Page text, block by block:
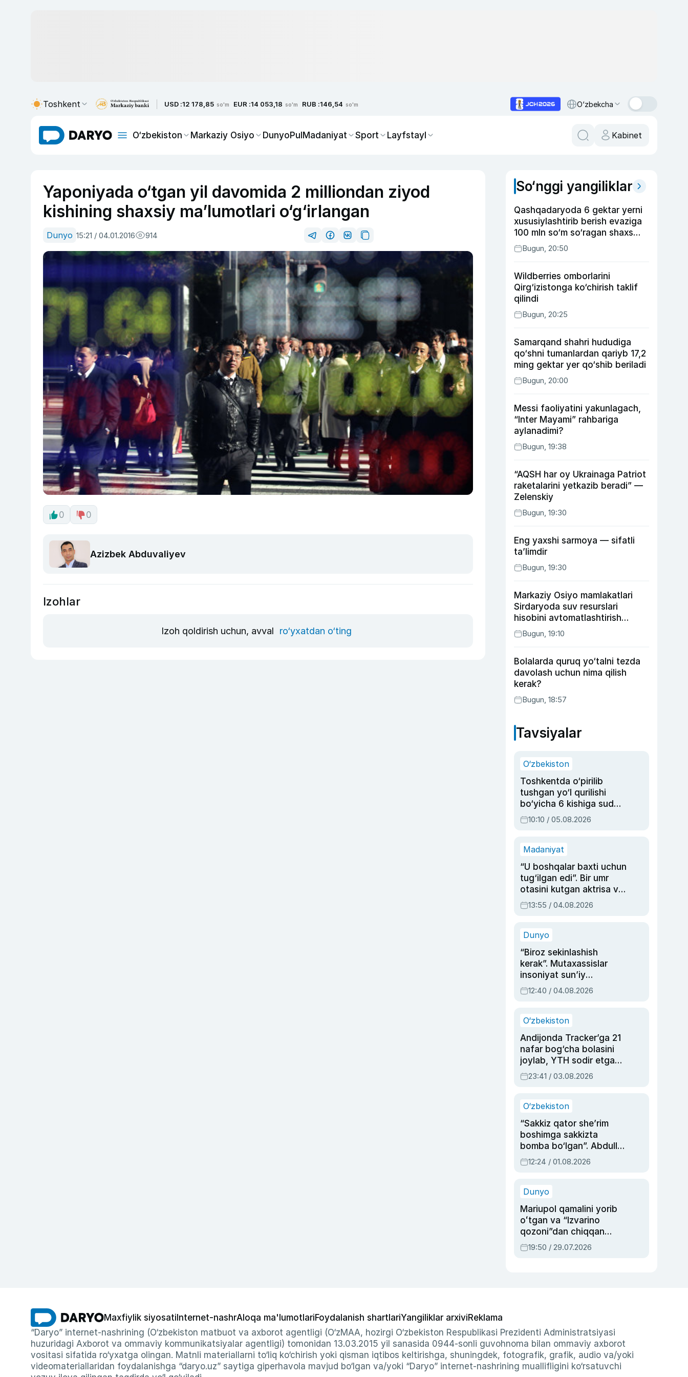
Toshkent USD :12 178,85 so'm EUR :14 053,18 so'm RUB :146,54 so'm O‘zbekcha
O‘zbekiston Markaziy Osiyo DunyoPulMadaniyat Sport Layfstayl Kabinet
Yaponiyada o‘tgan yil davomida 2 milliondan ziyod
kishining shaxsiy ma’lumotlari o‘g‘irlangan
Dunyo 15:21 / 04.01.2016 914
0 0
Azizbek Abduvaliyev
Izohlar
Izoh qoldirish uchun, avval ro‘yxatdan o‘ting
So‘nggi yangiliklar
Qashqadaryoda 6 gektar yerni
xususiylashtirib berish evaziga
100 mln so‘m so‘ragan shaxs
ushlandi
Bugun, 20:50
Wildberries omborlarini
Qirg‘izistonga ko‘chirish taklif
qilindi
Bugun, 20:25
Samarqand shahri hududiga
qo‘shni tumanlardan qariyb 17,2
ming gektar yer qo‘shib beriladi
Bugun, 20:00
Messi faoliyatini yakunlagach,
“Inter Mayami” rahbariga
aylanadimi?
Bugun, 19:38
“AQSH har oy Ukrainaga Patriot
raketalarini yetkazib beradi” —
Zelenskiy
Bugun, 19:30
Eng yaxshi sarmoya — sifatli
ta’limdir
Bugun, 19:30
Markaziy Osiyo mamlakatlari
Sirdaryoda suv resurslari
hisobini avtomatlashtirish
rejasini ishlab chiqishni
ma’qulladi
Bugun, 19:10
Bolalarda quruq yo‘talni tezda
davolash uchun nima qilish
kerak?
Bugun, 18:57
Tavsiyalar
O‘zbekiston
Toshkentda o‘pirilib
tushgan yo‘l qurilishi
bo‘yicha 6 kishiga sud
hukmi o‘qildi
10:10 / 05.08.2026
Madaniyat
“U boshqalar baxti uchun
tug‘ilgan edi”. Bir umr
otasini kutgan aktrisa va
dublyaj ustasi Rimma
Ahmedovaning
13:55 / 04.08.2026
Dunyo
“Biroz sekinlashish
kerak”. Mutaxassislar
insoniyat sun’iy
intellektni boshqara
olmay qolishidan xavotir
12:40 / 04.08.2026
O‘zbekiston
Andijonda Tracker’ga 21
nafar bog‘cha bolasini
joylab, YTH sodir etgan
ayolga sud hukmi o‘qildi
23:41 / 03.08.2026
O‘zbekiston
“Sakkiz qator she’rim
boshimga sakkizta
bomba bo‘lgan”. Abdulla
Oripovni siyosiy
ayblovlardan asrab
12:24 / 01.08.2026
Dunyo
Mariupol qamalini yorib
oʻtgan va “Izvarino
qozoni”dan chiqqan
qahramon — Ukraina
armiyasi bosh
19:50 / 29.07.2026
Maxfiylik siyosati Internet-nashrAloqa ma'lumotlariFoydalanish shartlariYangiliklar arxiviReklama
“Daryo” internet-nashrining (O‘zbekiston matbuot va axborot agentligi (O‘zMAA, hozirgi O‘zbekiston Respublikasi Prezidenti Administratsiyasi
huzuridagi Axborot va ommaviy kommunikatsiyalar agentligi) tomonidan 13.03.2015 yil sanasida 0944-sonli guvohnoma bilan ommaviy axborot
vositasi sifatida ro‘yxatga olingan. Matnli materiallarni to‘liq ko‘chirish yoki qisman iqtibos keltirishga, shuningdek, fotografik, grafik, audio va/yoki
videomateriallaridan foydalanishga “daryo.uz” saytiga giperhavola mavjud bo‘lgan va/yoki “Daryo” internet-nashrining muallifligini ko‘rsatuvchi